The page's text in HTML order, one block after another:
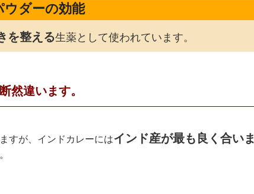
ウダーの効能
を整える生薬として使われています。
然違います。
すが、インドカレーにはインド産が最も良く合いま